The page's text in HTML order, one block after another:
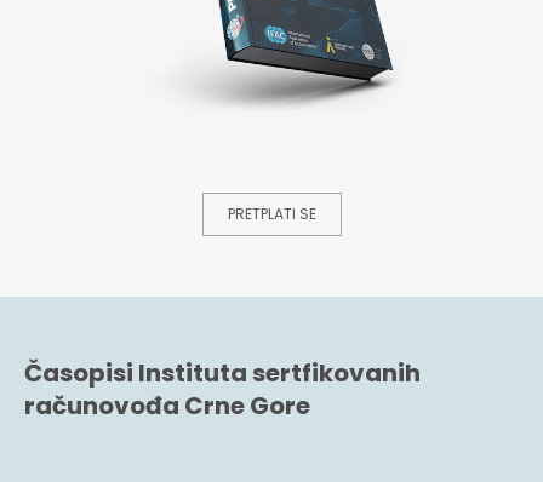
PRETPLATI SE
Časopisi Instituta sertfikovanih
računovođa Crne Gore